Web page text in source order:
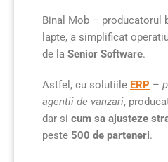
Binal Mob – producatorul
lapte, a simplificat
de la Senior Software.
Astfel, cu solutiile ERP –
agentii de vanzari,
dar si cum sa ajusteze
peste 500 de parteneri.